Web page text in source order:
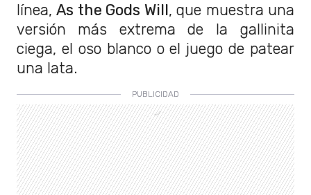
línea,As the Gods Will, que muestra una
versión más extrema de la gallinita
ciega, el oso blanco o el juego de patear
una lata.